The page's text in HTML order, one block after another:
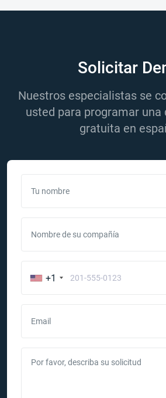
Solicitar
Nuestros especialistas se
usted para programar una
gratuita en
Tu nombre
Nombre de su compañía
+1
Email
Por favor, describa su solicitud